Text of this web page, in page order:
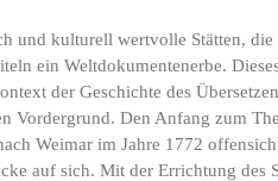
und kulturell wertvolle Stätten,
ein Weltdokumentenerbe.
der Geschichte des
Vordergrund. Den Anfang zum
Weimar im Jahre 1772
auf sich. Mit der Errichtung